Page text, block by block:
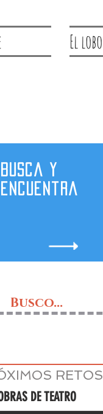
El lobo
Busca y
encuentra
Busco...
RETOS
DE TEATRO